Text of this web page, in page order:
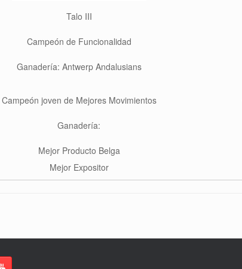
Talo III
Campeón de Funcionalidad
Ganadería: Antwerp Andalusians
Campeón joven de Mejores Movimientos
Ganadería:
Mejor Producto Belga
Mejor Expositor